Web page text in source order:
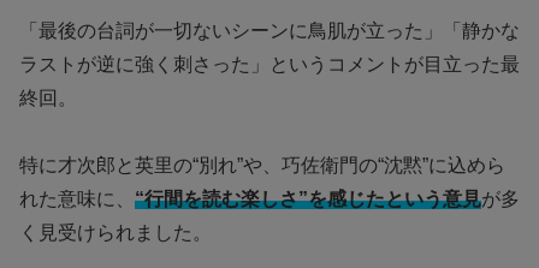
「最後の台詞が一切ないシーンに鳥肌が立った」「静かな
ラストが逆に強く刺さった」というコメントが目立った最
終回。
特に才次郎と英里の“別れ”や、巧佐衛門の“沈黙”に込めら
れた意味に、 “行間を読む楽しさ”を感じたという意見が多
く見受けられました。